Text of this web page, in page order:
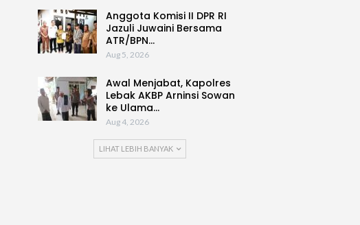
Anggota Komisi II DPR RI
Jazuli Juwaini Bersama
ATR/BPN…
Aug 5, 2026
Awal Menjabat, Kapolres
Lebak AKBP Arninsi Sowan
ke Ulama…
Aug 4, 2026
LIHAT LEBIH BANYAK